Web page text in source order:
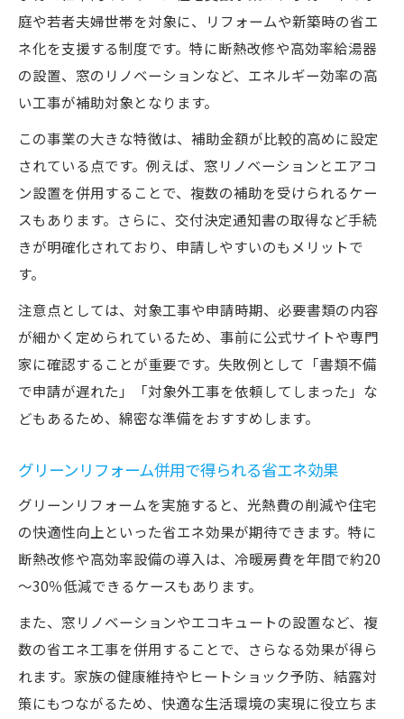
庭や若者夫婦世帯を対象に、リフォームや新築時の省エ
ネ化を支援する制度です。特に断熱改修や高効率給湯器
の設置、窓のリノベーションなど、エネルギー効率の高
い工事が補助対象となります。
この事業の大きな特徴は、補助金額が比較的高めに設定
されている点です。例えば、窓リノベーションとエアコ
ン設置を併用することで、複数の補助を受けられるケー
スもあります。さらに、交付決定通知書の取得など手続
きが明確化されており、申請しやすいのもメリットで
す。
注意点としては、対象工事や申請時期、必要書類の内容
が細かく定められているため、事前に公式サイトや専門
家に確認することが重要です。失敗例として「書類不備
で申請が遅れた」「対象外工事を依頼してしまった」な
どもあるため、綿密な準備をおすすめします。
グリーンリフォーム併用で得られる省エネ効果
グリーンリフォームを実施すると、光熱費の削減や住宅
の快適性向上といった省エネ効果が期待できます。特に
断熱改修や高効率設備の導入は、冷暖房費を年間で約20
～30％低減できるケースもあります。
また、窓リノベーションやエコキュートの設置など、複
数の省エネ工事を併用することで、さらなる効果が得ら
れます。家族の健康維持やヒートショック予防、結露対
策にもつながるため、快適な生活環境の実現に役立ちま